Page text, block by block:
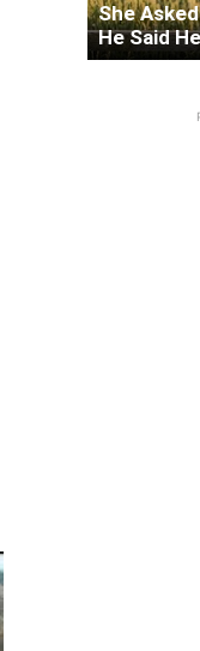
She
He Said